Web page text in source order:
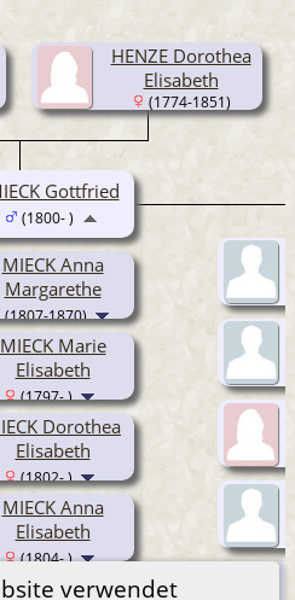
verwendet
HENZE Dorothea
Elisabeth
(1774-1851)
MIECK Anna
Margarethe
(1807-1870)
MIECK Marie
Elisabeth
(1797- )
Dorothea
Elisabeth
(1802- )
MIECK Anna
Elisabeth
(1804- )
Gottfried
(1800- )